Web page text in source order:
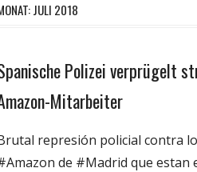
JULI 2018
Gesellschaft
Wissenschaft
Polizei verprügelt
Mitarbeiter
represión policial contra
de #Madrid que estan